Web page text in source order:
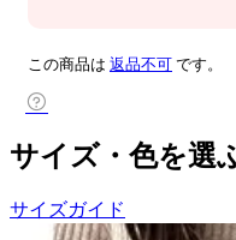
この商品は 返品不可 です。
サイズ・色を選
サイズガイド